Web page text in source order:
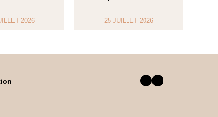
2026 25 JUILLET 2026
Facebook
Twitter